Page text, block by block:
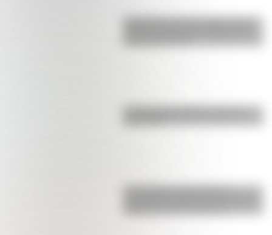
Efemérides del 6 de agosto: tres
17 de agosto: actividades y